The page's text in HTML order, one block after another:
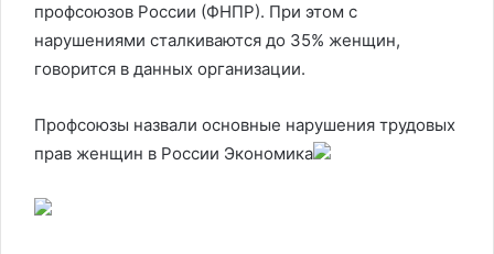
профсоюзов России (ФНПР). При этом с
нарушениями сталкиваются до 35% женщин,
говорится в данных организации.
Профсоюзы назвали основные нарушения трудовых
прав женщин в России Экономика